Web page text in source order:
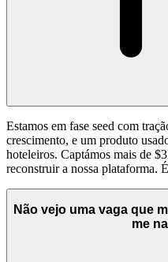
Estamos em fase seed com
crescimento, e um produto
hoteleiros. Captámos mais de
reconstruir a nossa plataforma.
Não vejo uma vaga que
me